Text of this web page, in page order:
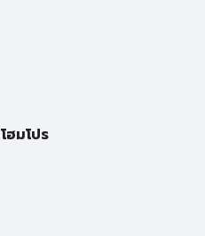
โฮมโปร